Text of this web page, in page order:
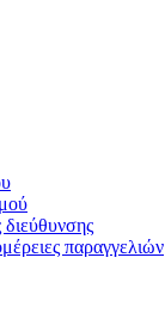
παραγγελιών